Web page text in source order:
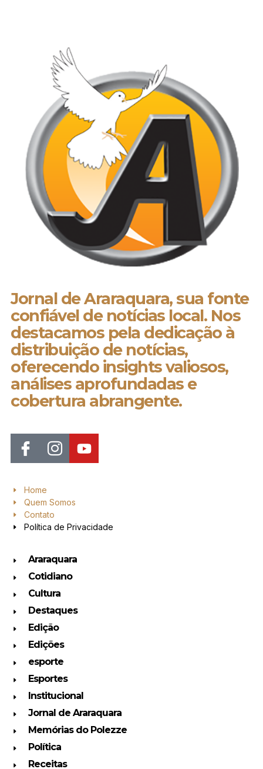
Jornal de Araraquara, sua fonte
confiável de notícias local. Nos
destacamos pela dedicação à
distribuição de notícias,
oferecendo insights valiosos,
análises aprofundadas e
cobertura abrangente.
Home
Quem Somos
Contato
Política de Privacidade
Araraquara
Cotidiano
Cultura
Destaques
Edição
Edições
esporte
Esportes
Institucional
Jornal de Araraquara
Memórias do Polezze
Política
Receitas